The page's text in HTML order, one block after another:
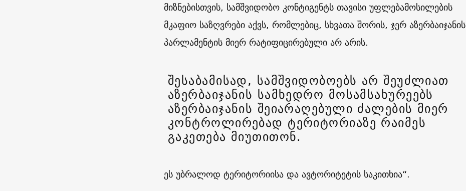
მიზნებისთვის, სამშვიდობო კონტიგენტს თავისი უფლებამოსილების
მკაფიო საზღვრები აქვს, რომლებიც, სხვათა შორის, ჯერ აზერბაიჯანის
პარლამენტის მიერ რატიფიცირებული არ არის.
შესაბამისად, სამშვიდობოებს არ შეუძლიათ
აზერბაიჯანის სამხედრო მოსამსახურეებს
აზერბაიჯანის შეიარაღებული ძალების მიერ
კონტროლირებად ტერიტორიაზე რაიმეს
გაკეთება მიუთითონ.
ეს უბრალოდ ტერიტორიისა და ავტორიტეტის საკითხია“.